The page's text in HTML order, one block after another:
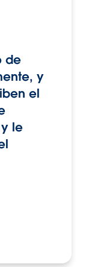
de
y
el
le